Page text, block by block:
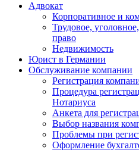
Адвокат
Корпоративное и
Трудовое,
право
Недвижимость
Юрист в Германии
Обслуживание компании
Регистрация
Процедура
Нотариуса
Анкета для
Выбор названия
Проблемы при
Оформление